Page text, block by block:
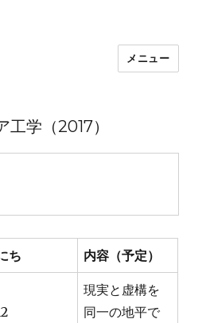
メニュー
工学（2017）
ち 内容（予定）
現実と虚構を
同一の地平で